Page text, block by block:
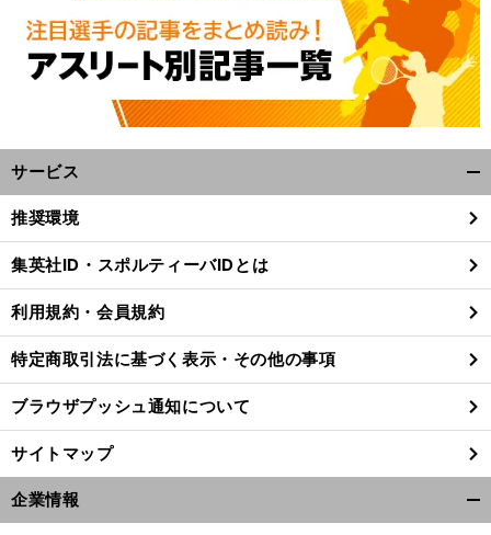
サービス
閉
る
推奨環境
集英社ID・スポルティーバIDとは
利用規約・会員規約
特定商取引法に基づく表示・その他の事項
ブラウザプッシュ通知について
サイトマップ
企業情報